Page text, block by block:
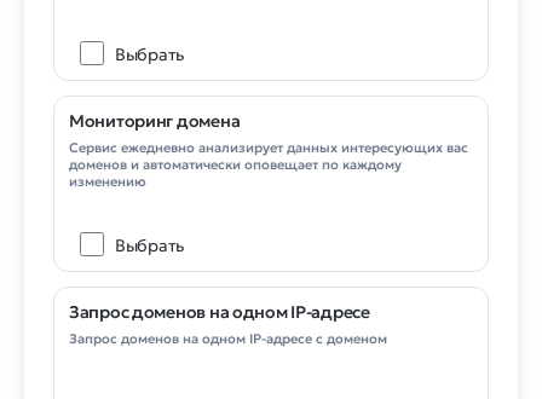
Выбрать
Мониторинг домена
Сервис ежедневно анализирует данных интересующих вас
доменов и автоматически оповещает по каждому
изменению
Выбрать
Запрос доменов на одном IP-адресе
Запрос доменов на одном IP-адресе с доменом